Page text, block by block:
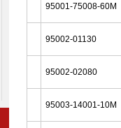
95001-75008-60M
95002-01130
95002-02080
95003-14001-10M